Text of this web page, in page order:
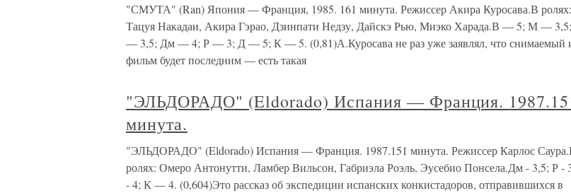
"СМУТА" (Ran) Япония — Франция, 1985. 161 минута. Режиссер Акира Куросава.В ролях:
Тацуя Накадаи, Акира Гэрао, Дзинпати Недзу, Дайскэ Рью, Миэко Харада.В — 5; М —
— 3,5; Дм — 4; Р — 3; Д — 5; К — 5. (0,81)А.Куросава не раз уже заявлял, что снимаемый
фильм будет последним — есть такая
"ЭЛЬДОРАДО" (Eldorado) Испания — Франция.
минута.
"ЭЛЬДОРАДО" (Eldorado) Испания — Франция. 1987.151 минута. Режиссер Карлос
ролях: Омеро Антонутти, Ламбер Вильсон, Габриэла Роэль, Эусебио Понсела.Дм - 3,5; Р -
- 4; К — 4. (0,604)Это рассказ об экспедиции испанских конкистадоров, отправившихся в